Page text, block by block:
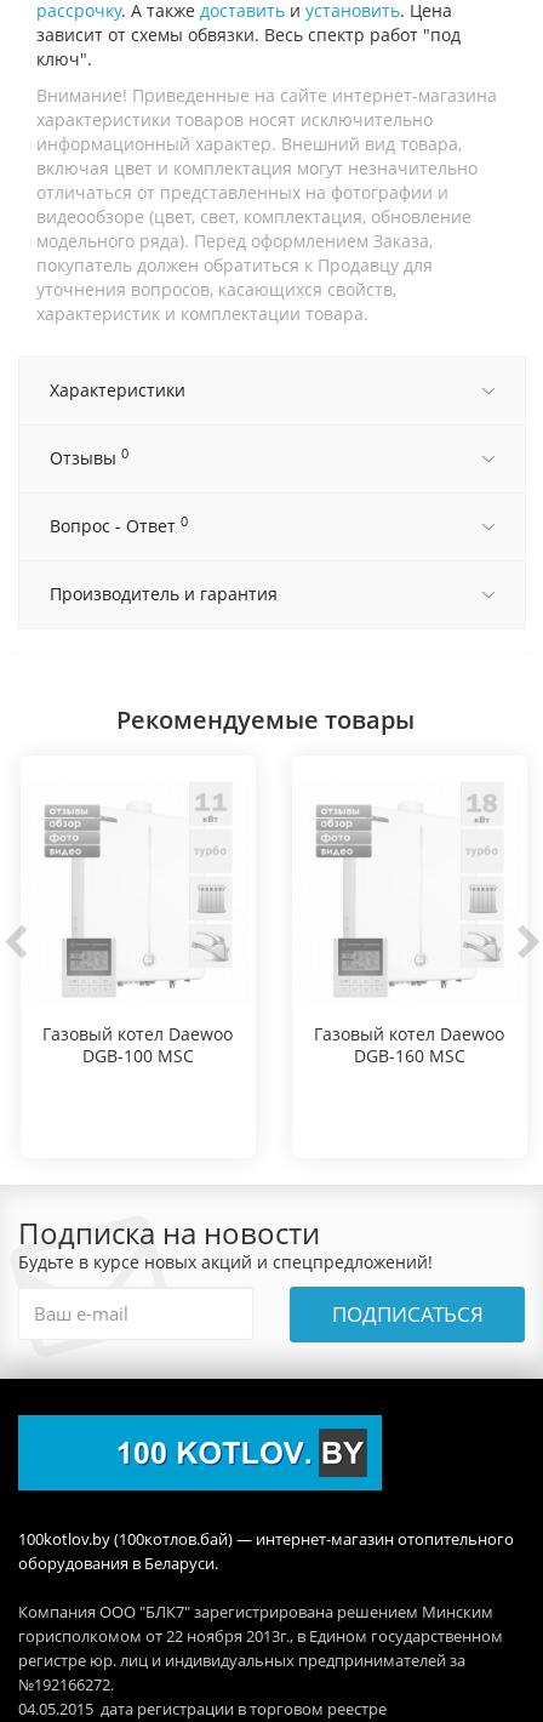
рассрочку. А также доставить и установить. Цена
зависит от схемы обвязки. Весь спектр работ "под
ключ".
Внимание! Приведенные на сайте интернет-магазина
характеристики товаров носят исключительно
информационный характер. Внешний вид товара,
включая цвет и комплектация могут незначительно
отличаться от представленных на фотографии и
видеообзоре (цвет, свет, комплектация, обновление
модельного ряда). Перед оформлением Заказа,
покупатель должен обратиться к Продавцу для
уточнения вопросов, касающихся свойств,
характеристик и комплектации товара.
Характеристики
Отзывы 0
Вопрос - Ответ 0
Производитель и гарантия
Рекомендуемые товары
Газовый котел Daewoo
DGB-100 MSC
Газовый котел Daewoo
DGB-160 MSC
Подписка на новости
Будьте в курсе новых акций и спецпредложений!
ПОДПИСАТЬСЯ
100kotlov.by (100котлов.бай) — интернет-магазин отопительного
оборудования в Беларуси.
Компания ООО "БЛК7" зарегистрирована решением Минским
горисполкомом от 22 ноября 2013г., в Едином государственном
регистре юр. лиц и индивидуальных предпринимателей за
№192166272.
04.05.2015 дата регистрации в торговом реестре